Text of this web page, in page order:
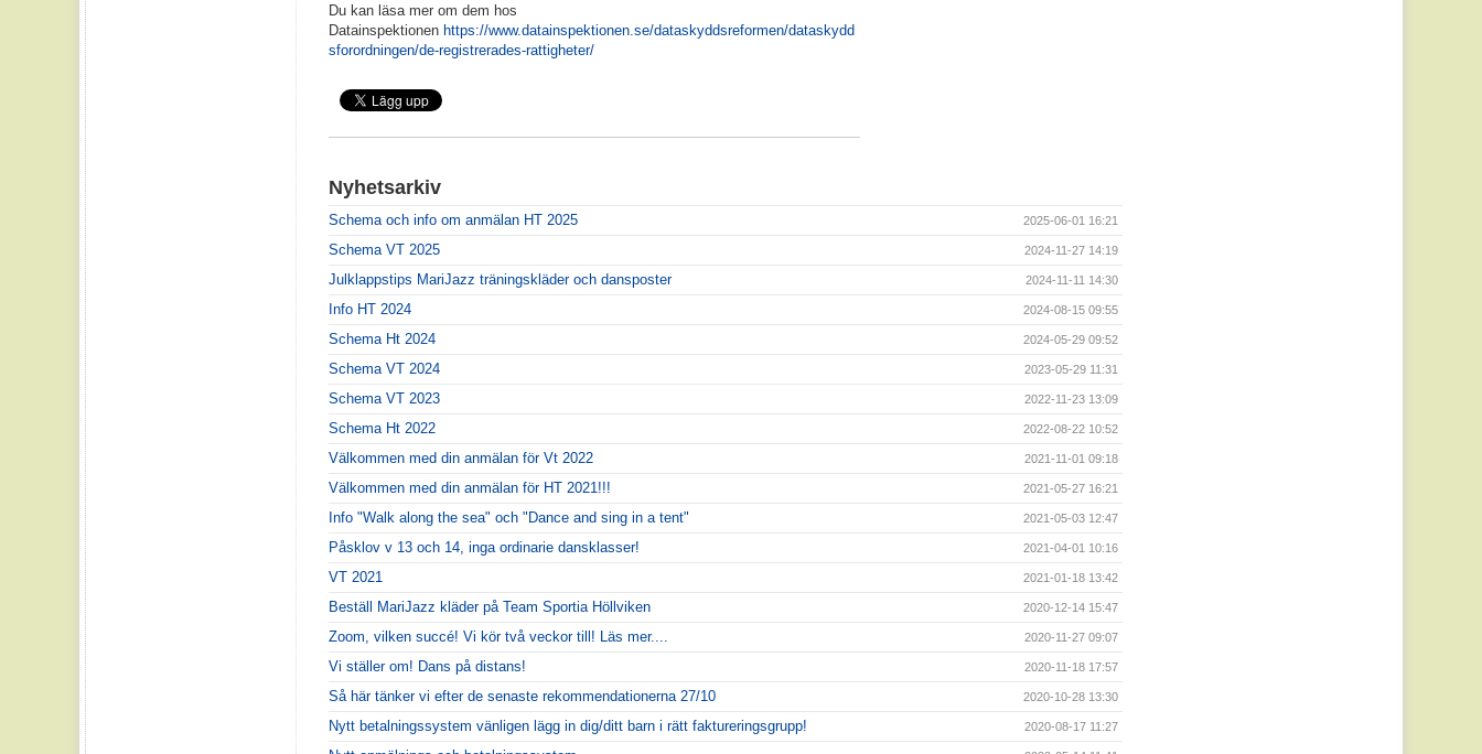
Du kan läsa mer om dem hos
Datainspektionen https://www.datainspektionen.se/dataskyddsreformen/dataskydd
sforordningen/de-registrerades-rattigheter/
Nyhetsarkiv
Schema och info om anmälan HT 2025 2025-06-01 16:21
Schema VT 2025 2024-11-27 14:19
Julklappstips MariJazz träningskläder och dansposter 2024-11-11 14:30
Info HT 2024 2024-08-15 09:55
Schema Ht 2024 2024-05-29 09:52
Schema VT 2024 2023-05-29 11:31
Schema VT 2023 2022-11-23 13:09
Schema Ht 2022 2022-08-22 10:52
Välkommen med din anmälan för Vt 2022 2021-11-01 09:18
Välkommen med din anmälan för HT 2021!!! 2021-05-27 16:21
Info "Walk along the sea" och "Dance and sing in a tent" 2021-05-03 12:47
Påsklov v 13 och 14, inga ordinarie dansklasser! 2021-04-01 10:16
VT 2021 2021-01-18 13:42
Beställ MariJazz kläder på Team Sportia Höllviken 2020-12-14 15:47
Zoom, vilken succé! Vi kör två veckor till! Läs mer.... 2020-11-27 09:07
Vi ställer om! Dans på distans! 2020-11-18 17:57
Så här tänker vi efter de senaste rekommendationerna 27/10 2020-10-28 13:30
Nytt betalningssystem vänligen lägg in dig/ditt barn i rätt faktureringsgrupp! 2020-08-17 11:27